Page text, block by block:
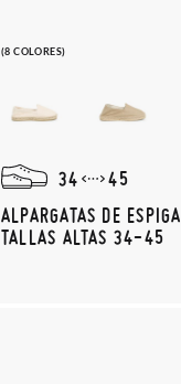
(8 COLORES)
34
45
ALPARGATAS DE ESPIGA
TALLAS ALTAS 34-45